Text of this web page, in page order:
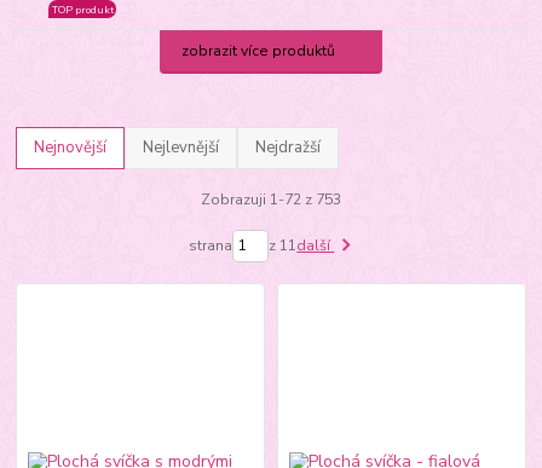
TOP produkt
zobrazit více produktů
Nejnovější Nejlevnější Nejdražší
Zobrazuji 1-72 z 753
strana z 11další